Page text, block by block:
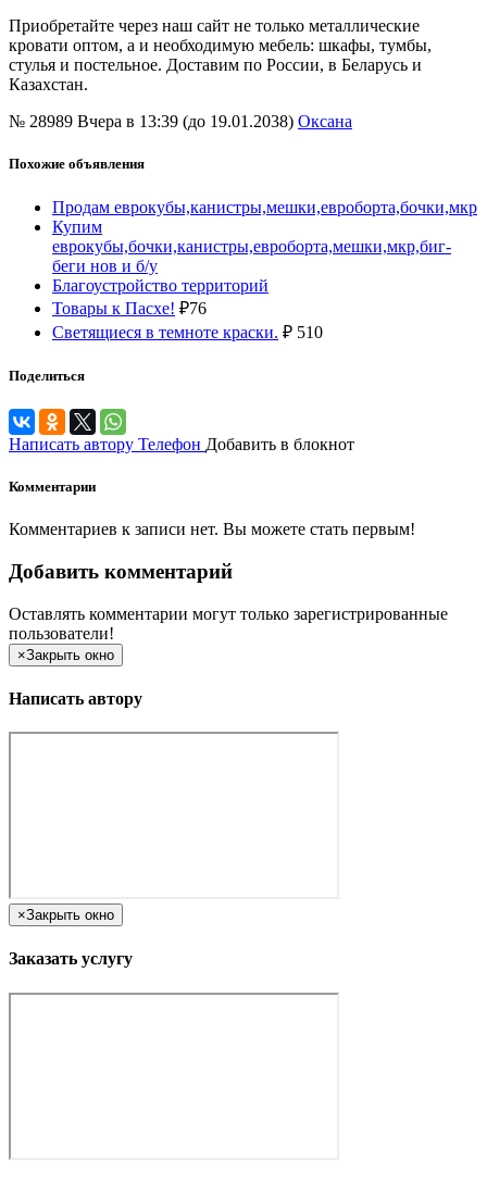
Приобретайте через наш сайт не только металлические
кровати оптом, а и необходимую мебель: шкафы, тумбы,
стулья и постельное. Доставим по России, в Беларусь и
Казахстан.
№ 28989 Вчера в 13:39 (до 19.01.2038) Оксана
Похожие объявления
Продам еврокубы,канистры,мешки,евроборта,бочки,мкр
Купим
еврокубы,бочки,канистры,евроборта,мешки,мкр,биг-
беги нов и б/у
Благоустройство территорий
Товары к Пасхе! ₽76
Светящиеся в темноте краски. ₽ 510
Поделиться
Написать автору Телефон Добавить в блокнот
Комментарии
Комментариев к записи нет. Вы можете стать первым!
Добавить комментарий
Оставлять комментарии могут только зарегистрированные
пользователи!
×Закрыть окно
Написать автору
×Закрыть окно
Заказать услугу